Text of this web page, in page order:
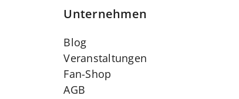
Unternehmen
Blog
Veranstaltungen
Fan-Shop
AGB